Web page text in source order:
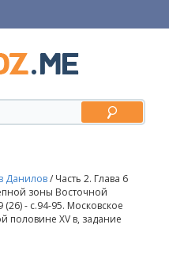
Данилов/ Часть 2. Глава 6
зоны Восточной
(26) - c.94-95. Московское
половине XV в, задание